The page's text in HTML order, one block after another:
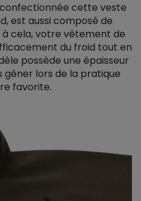
cette veste
est aussi composé de
à cela, votre vêtement de
du froid tout en
possède une épaisseur
gêner lors de la pratique
favorite.